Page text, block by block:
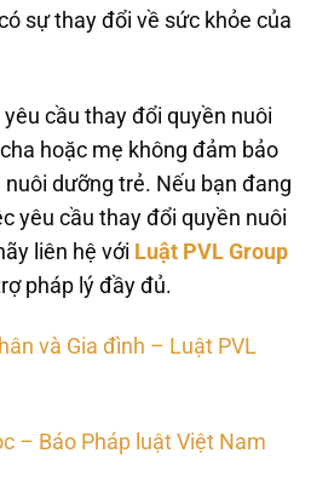
sự thay đổi về sức khỏe của
cầu thay đổi quyền nuôi
hoặc mẹ không đảm bảo
dưỡng trẻ. Nếu bạn đang
yêu cầu thay đổi quyền nuôi
liên hệ với Luật PVL Group
pháp lý đầy đủ.
và Gia đình – Luật PVL
– Báo Pháp luật Việt Nam